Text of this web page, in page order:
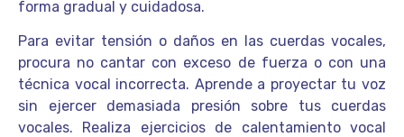
forma gradual y cuidadosa.
Para evitar tensión o daños en las cuerdas vocales,
procura no cantar con exceso de fuerza o con una
técnica vocal incorrecta. Aprende a proyectar tu voz
sin ejercer demasiada presión sobre tus cuerdas
vocales. Realiza ejercicios de calentamiento vocal